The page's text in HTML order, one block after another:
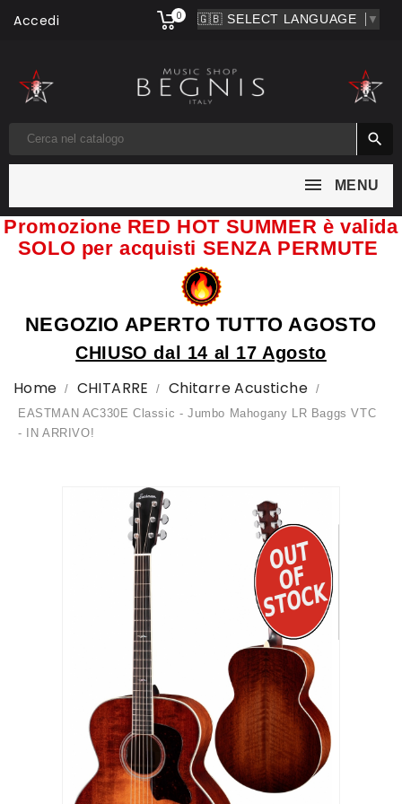
▼
Accedi 0

MENU
Promozione RED HOT SUMMER è valida
SOLO per acquisti SENZA PERMUTE
NEGOZIO APERTO TUTTO AGOSTO
CHIUSO dal 14 al 17 Agosto
Home CHITARRE Chitarre Acustiche
EASTMAN AC330E Classic - Jumbo Mahogany LR Baggs VTC
- IN ARRIVO!